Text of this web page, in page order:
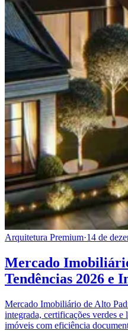
Arquitetura Premium·14 de
Mercado
Tendências 2026 e
Mercado Imobiliário de Alto
integrada, certificações verdes
imóveis com eficiência